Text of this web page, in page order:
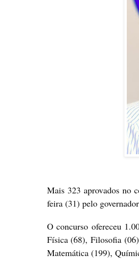
Mais 323 aprovados no
feira (31) pelo
O concurso ofereceu
Física (68), Filosofia
Matemática (199),